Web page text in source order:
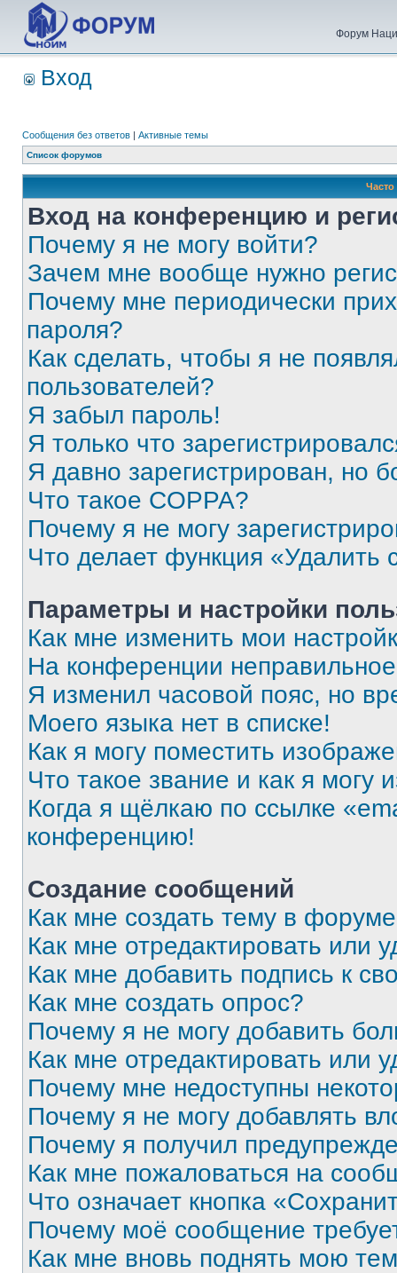
Форум
Вход
Сообщения без ответов | Активные темы
Список форумов
Вход на конференцию и
Почему я не могу войти?
Зачем мне вообще нужно
Почему мне периодически
пароля?
Как сделать, чтобы я не
пользователей?
Я забыл пароль!
Я только что
Я давно зарегистрирован, но
Что такое COPPA?
Почему я не могу
Что делает функция «Удалить
Параметры и настройки
Как мне изменить мои
На конференции
Я изменил часовой пояс, но
Моего языка нет в списке!
Как я могу поместить
Что такое звание и как я могу
Когда я щёлкаю по ссылке
конференцию!
Создание сообщений
Как мне создать тему в
Как мне отредактировать или
Как мне добавить подпись к
Как мне создать опрос?
Почему я не могу добавить
Как мне отредактировать или
Почему мне недоступны
Почему я не могу добавлять
Почему я получил
Как мне пожаловаться на
Что означает кнопка
Почему моё сообщение
Как мне вновь поднять мою